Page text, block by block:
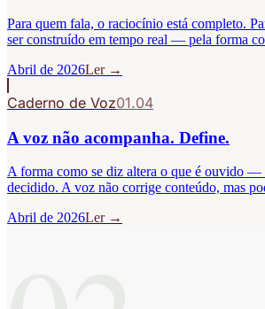
Para quem fala, o raciocínio está completo.
ser construído em tempo real — pela forma
Abril de 2026Ler →
Caderno de Voz01.04
A voz não acompanha. Define.
A forma como se diz altera o que é ouvido —
decidido. A voz não corrige conteúdo, mas
Abril de 2026Ler →